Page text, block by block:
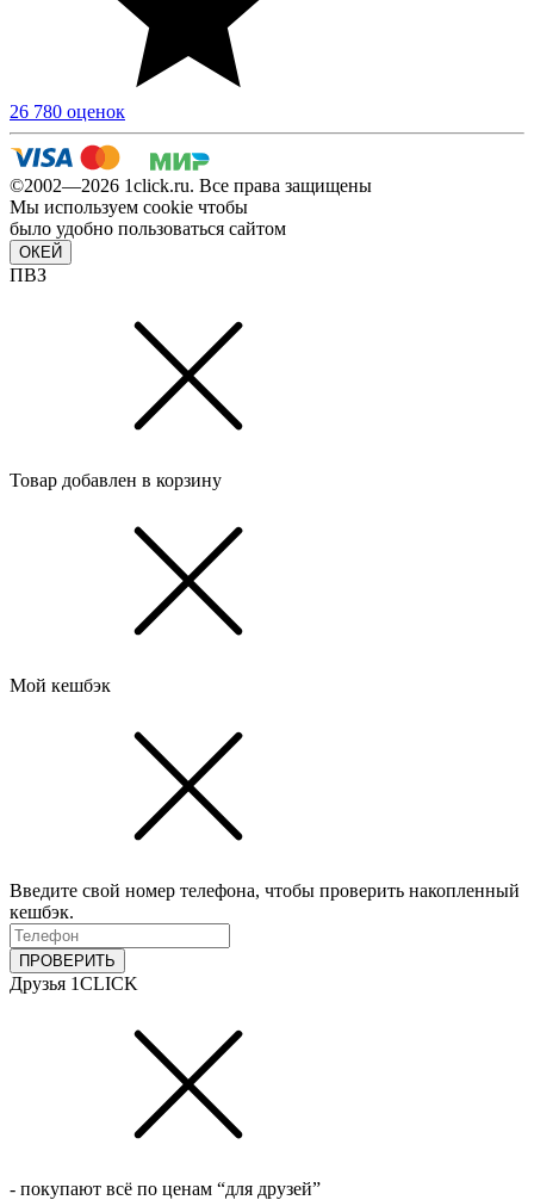
26 780 оценок
©2002—2026 1сlick.ru. Все права защищены
Мы используем cookie чтобы
было удобно пользоваться сайтом
ОКЕЙ
ПВЗ
Товар добавлен в корзину
Мой кешбэк
Введите свой номер телефона, чтобы проверить накопленный
кешбэк.
ПРОВЕРИТЬ
Друзья 1CLICK
- покупают всё по ценам “для друзей”